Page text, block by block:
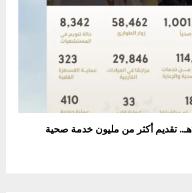
موسم حج 1447هـ.. تقديم أكثر من مليون خدمة صحية